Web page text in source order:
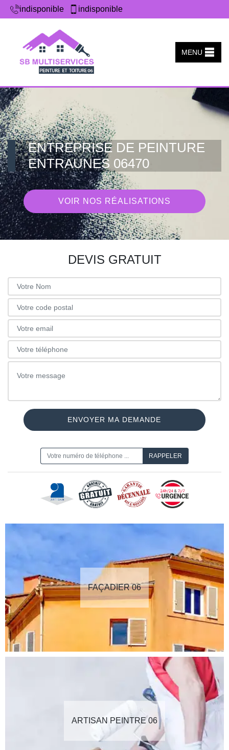
indisponible indisponible
MENU
ENTREPRISE DE PEINTURE
ENTRAUNES 06470
VOIR NOS RÉALISATIONS
DEVIS GRATUIT
FAÇADIER 06
ARTISAN PEINTRE 06